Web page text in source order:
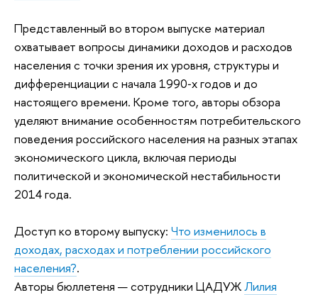
Представленный во втором выпуске материал
охватывает вопросы динамики доходов и расходов
населения с точки зрения их уровня, структуры и
дифференциации с начала 1990‑х годов и до
настоящего времени. Кроме того, авторы обзора
уделяют внимание особенностям потребительского
поведения российского населения на разных этапах
экономического цикла, включая периоды
политической и экономической нестабильности
2014 года.
Доступ ко второму выпуску: Что изменилось в
доходах, расходах и потреблении российского
населения?.
Авторы бюллетеня — сотрудники ЦАДУЖЛилия